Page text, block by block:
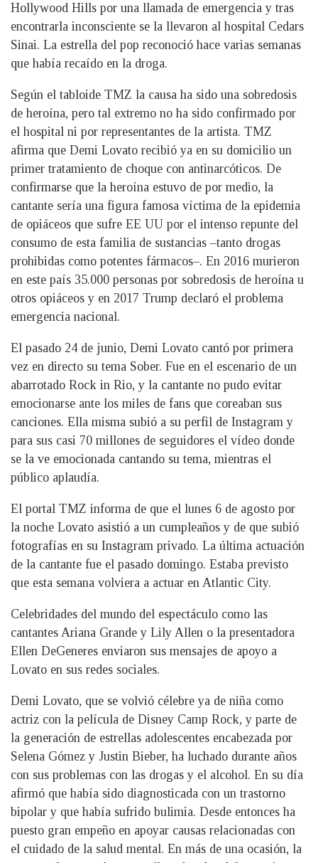
Hollywood Hills por una llamada de emergencia y tras
encontrarla inconsciente se la llevaron al hospital Cedars
Sinai. La estrella del pop reconoció hace varias semanas
que había recaído en la droga.
Según el tabloide TMZ la causa ha sido una sobredosis
de heroína, pero tal extremo no ha sido confirmado por
el hospital ni por representantes de la artista. TMZ
afirma que Demi Lovato recibió ya en su domicilio un
primer tratamiento de choque con antinarcóticos. De
confirmarse que la heroína estuvo de por medio, la
cantante sería una figura famosa víctima de la epidemia
de opiáceos que sufre EE UU por el intenso repunte del
consumo de esta familia de sustancias –tanto drogas
prohibidas como potentes fármacos–. En 2016 murieron
en este país 35.000 personas por sobredosis de heroína u
otros opiáceos y en 2017 Trump declaró el problema
emergencia nacional.
El pasado 24 de junio, Demi Lovato cantó por primera
vez en directo su tema Sober. Fue en el escenario de un
abarrotado Rock in Rio, y la cantante no pudo evitar
emocionarse ante los miles de fans que coreaban sus
canciones. Ella misma subió a su perfil de Instagram y
para sus casi 70 millones de seguidores el vídeo donde
se la ve emocionada cantando su tema, mientras el
público aplaudía.
El portal TMZ informa de que el lunes 6 de agosto por
la noche Lovato asistió a un cumpleaños y de que subió
fotografías en su Instagram privado. La última actuación
de la cantante fue el pasado domingo. Estaba previsto
que esta semana volviera a actuar en Atlantic City.
Celebridades del mundo del espectáculo como las
cantantes Ariana Grande y Lily Allen o la presentadora
Ellen DeGeneres enviaron sus mensajes de apoyo a
Lovato en sus redes sociales.
Demi Lovato, que se volvió célebre ya de niña como
actriz con la película de Disney Camp Rock, y parte de
la generación de estrellas adolescentes encabezada por
Selena Gómez y Justin Bieber, ha luchado durante años
con sus problemas con las drogas y el alcohol. En su día
afirmó que había sido diagnosticada con un trastorno
bipolar y que había sufrido bulimia. Desde entonces ha
puesto gran empeño en apoyar causas relacionadas con
el cuidado de la salud mental. En más de una ocasión, la